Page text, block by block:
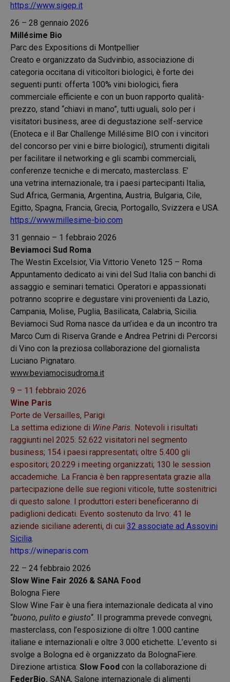
https://www.sigep.it
26 – 28 gennaio 2026
Millésime Bio
Parc des Expositions di Montpellier
Creato e organizzato da Sudvinbio, associazione di
categoria occitana di viticoltori biologici, è forte dei
seguenti punti: offerta 100% vini biologici, fiera
commerciale efficiente e con un buon rapporto qualità-
prezzo, stand “chiavi in mano”, tutti uguali, solo per i
visitatori business, aree di degustazione self-service
(Enoteca e il Bar Challenge Millésime BIO con i vincitori
del concorso per vini e birre biologici), strumenti digitali
per facilitare il networking e gli scambi commerciali,
conferenze tecniche e di mercato, masterclass. E’
una vetrina internazionale, tra i paesi partecipanti Italia,
Sud Africa, Germania, Argentina, Austria, Bulgaria, Cile,
Egitto, Spagna, Francia, Grecia, Portogallo, Svizzera e USA.
https://www.millesime-bio.com
31 gennaio – 1 febbraio 2026
Beviamoci Sud Roma
The Westin Excelsior, Via Vittorio Veneto 125 – Roma
Appuntamento dedicato ai vini del Sud Italia con banchi di
assaggio e seminari tematici. Operatori e appassionati
potranno scoprire e degustare vini provenienti da Lazio,
Campania, Molise, Puglia, Basilicata, Calabria, Sicilia.
Beviamoci Sud Roma nasce da un’idea e da un incontro tra
Marco Cum di Riserva Grande e Andrea Petrini di Percorsi
di Vino con la preziosa collaborazione del giornalista
Luciano Pignataro.
www.beviamocisudroma.it
9 – 11 febbraio 2026
Wine Paris
Porte de Versailles, Parigi
La settima edizione di Wine Paris. Notevoli i risultati
raggiunti nel 2025: 52.622 visitatori nel segmento
business; 154 i paesi rappresentati; oltre 5.400 gli
espositori; 20.229 i meeting organizzati; 130 le session
accademiche. La Francia è ben rappresentata grazie alla
partecipazione delle sue regioni viticole, tutte sostenitrici
di questo salone. I produttori esteri beneficeranno di
padiglioni dedicati. Evento sostenuto da Irvo: 41 le
aziende siciliane aderenti, di cui 32 associate ad Assovini
Sicilia.
https://wineparis.com
22 – 24 febbraio 2026
Slow Wine Fair 2026 & SANA Food
Bologna Fiere
Slow Wine Fair è una fiera internazionale dedicata al vino
“buono, pulito e giusto“. Il programma prevede convegni,
masterclass, con l’esposizione di oltre 1.000 cantine
italiane e internazionali e oltre 3.000 etichette. L’evento si
svolge a Bologna ed è organizzato da BolognaFiere.
Direzione artistica: Slow Food con la collaborazione di
FederBio. SANA, Salone internazionale di alimenti